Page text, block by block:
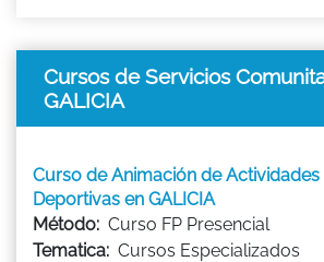
Cursos de Servicios
GALICIA
Curso de Animación de Actividades
Deportivas en GALICIA
Método: Curso FP Presencial
Tematica: Cursos Especializados